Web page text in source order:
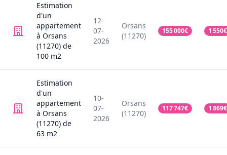
Estimation
d'un
appartement
à Orsans
(11270) de
100 m2
12-
07-
2026
Orsans
(11270)
155 000€ 1 550€
Estimation
d'un
appartement
à Orsans
(11270) de
63 m2
10-
07-
2026
Orsans
(11270)
117 747€ 1 869€